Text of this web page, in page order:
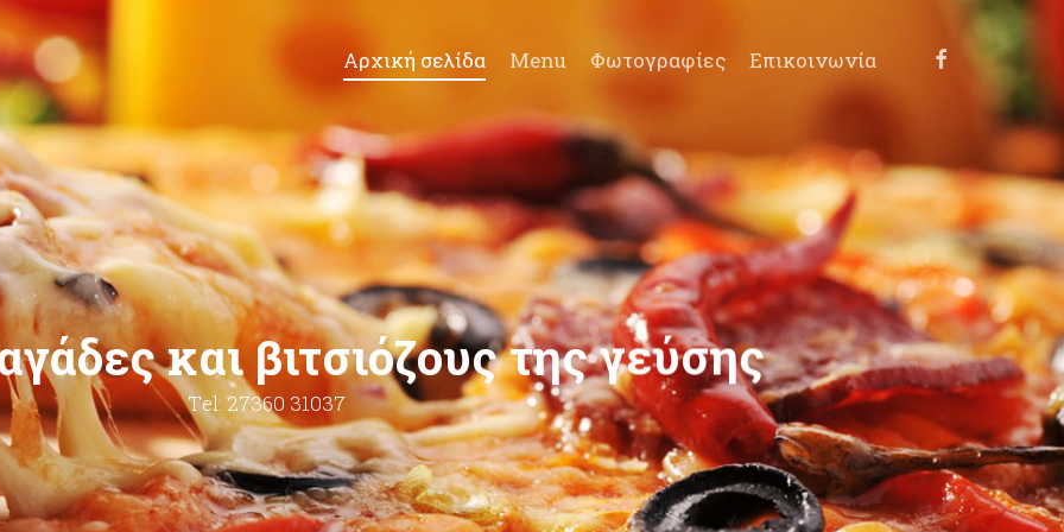
Αρχική σελίδα Menu Φωτογραφίες Επικοινωνία facebook
καιβιτσιόζουςτηςγεύσης
Τel: 27360 31037